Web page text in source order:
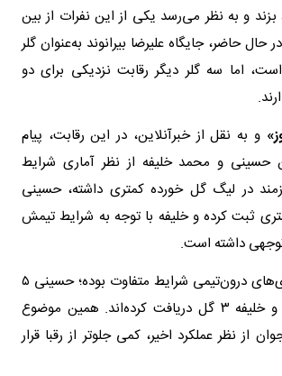
خط بزند و به نظر می‌رسد یکی از این نفرات از بین
حال حاضر، جایگاه علیرضا بیرانوند به‌عنوان گلر
اما سه گلر دیگر رقابت نزدیکی برای دو
و به نقل از خبرآنلاین، در این رقابت، پیام
حسینی و محمد خلیفه از نظر آماری شرایط
در لیگ گل خورده کمتری داشته، حسینی
ثبت کرده و خلیفه با توجه به شرایط تیمش
داشته است.
با این حال، در بازی‌های درون‌تیمی شرایط متفاوت بوده؛ حسینی ۵
گل، نیازمند ۴ گل و خلیفه ۳ گل دریافت کرده‌اند. همین موضوع
از نظر عملکرد اخیر، کمی جلوتر از رقبا قرار